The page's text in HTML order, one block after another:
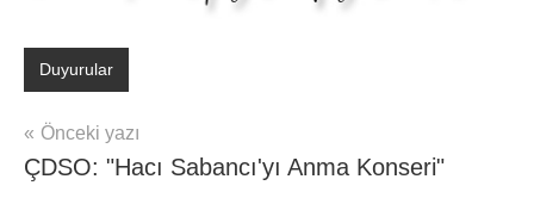
Duyurular
Yazı
gezinmesi
Önceki yazı
ÇDSO: "Hacı Sabancı'yı Anma Konseri"